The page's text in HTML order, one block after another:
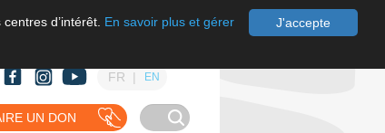
J'accepte
d’intérêt. En savoir plus et gérer
FR EN
UN DON